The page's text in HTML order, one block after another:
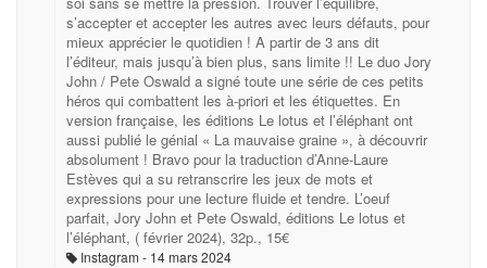
s’accepter et accepter les autres avec leurs défauts, pour
mieux apprécier le quotidien ! A partir de 3 ans dit
l’éditeur, mais jusqu’à bien plus, sans limite !! Le duo Jory
John / Pete Oswald a signé toute une série de ces petits
héros qui combattent les à-priori et les étiquettes. En
version française, les éditions Le lotus et l’éléphant ont
aussi publié le génial « La mauvaise graine », à découvrir
absolument ! Bravo pour la traduction d’Anne-Laure
Estèves qui a su retranscrire les jeux de mots et
expressions pour une lecture fluide et tendre. L’oeuf
parfait, Jory John et Pete Oswald, éditions Le lotus et
l’éléphant, ( février 2024), 32p., 15€
Instagram 14 mars 2024